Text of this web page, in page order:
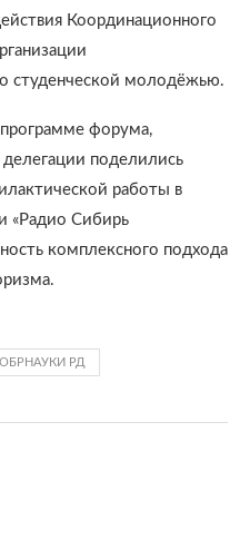
Координационного
студенческой молодёжью.
форума,
делегации поделились
работы в
«Радио Сибирь
комплексного подхода
РД